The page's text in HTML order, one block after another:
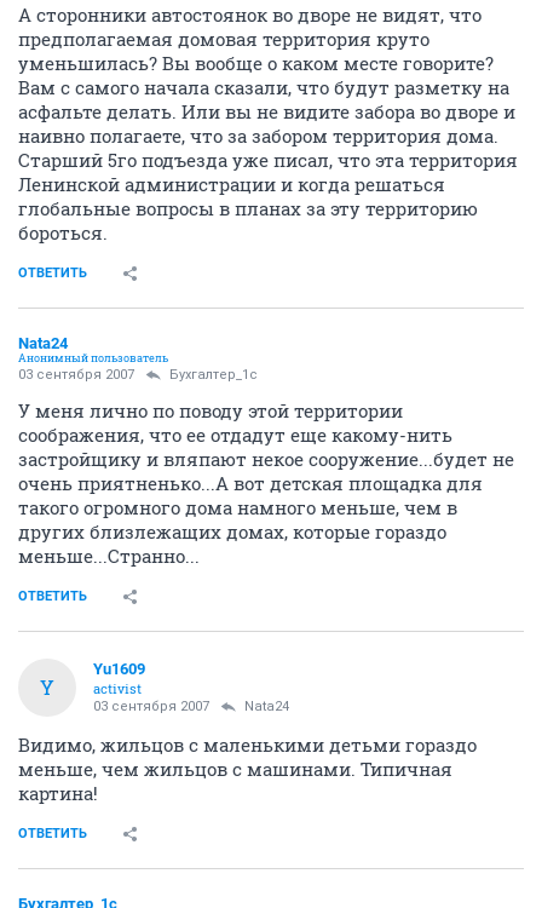
А сторонники автостоянок во дворе не видят, что
предполагаемая домовая территория круто
уменьшилась? Вы вообще о каком месте говорите?
Вам с самого начала сказали, что будут разметку на
асфальте делать. Или вы не видите забора во дворе и
наивно полагаете, что за забором территория дома.
Старший 5го подъезда уже писал, что эта территория
Ленинской администрации и когда решаться
глобальные вопросы в планах за эту территорию
бороться.
ОТВЕТИТЬ
Nata24
Анонимный пользователь
03 сентября 2007 Бухгалтер_1c
У меня лично по поводу этой территории
соображения, что ее отдадут еще какому-нить
застройщику и вляпают некое сооружение...будет не
очень приятненько...А вот детская площадка для
такого огромного дома намного меньше, чем в
других близлежащих домах, которые гораздо
меньше...Странно...
ОТВЕТИТЬ
Y
Yu1609
activist
03 сентября 2007 Nata24
Видимо, жильцов с маленькими детьми гораздо
меньше, чем жильцов с машинами. Типичная
картина!
ОТВЕТИТЬ
Бухгалтер_1c